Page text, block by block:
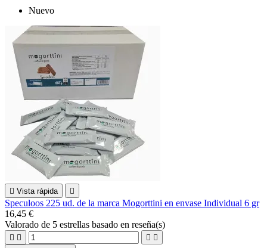
Nuevo
 Vista rápida 
Speculoos 225 ud. de la marca Mogorttini en envase Individual 6 gr
16,45 €
Valorado de 5 estrellas basado en reseña(s)
   